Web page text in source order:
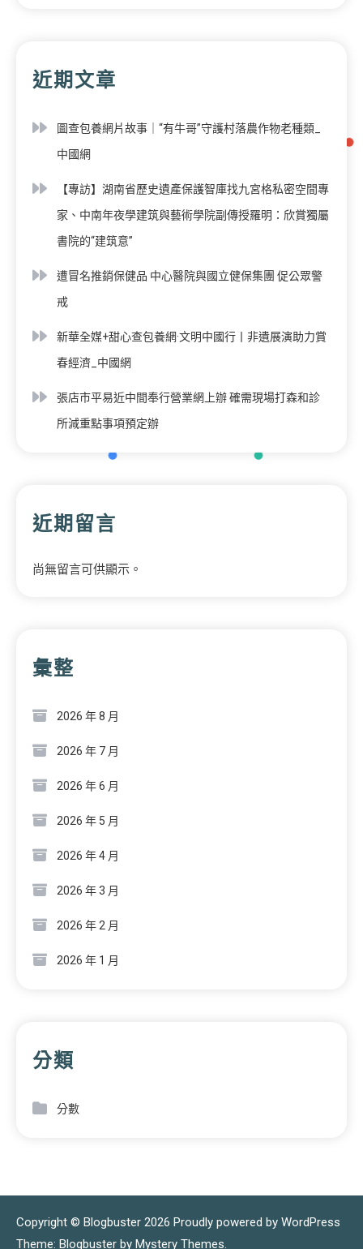
近期文章
圖查包養網片故事｜“有牛哥”守護村落農作物老種類_
中國網
【專訪】湖南省歷史遺產保護智庫找九宮格私密空間專
家、中南年夜學建筑與藝術學院副傳授羅明：欣賞獨屬
書院的“建筑意”
遭冒名推銷保健品 中心醫院與國立健保集團 促公眾警
戒
新華全媒+甜心查包養網·文明中國行丨非遺展演助力賞
春經濟_中國網
張店市平易近中間奉行營業網上辦 確需現場打森和診
所減重點事項預定辦
近期留言
尚無留言可供顯示。
彙整
2026 年 8 月
2026 年 7 月
2026 年 6 月
2026 年 5 月
2026 年 4 月
2026 年 3 月
2026 年 2 月
2026 年 1 月
分類
分數
Copyright © Blogbuster 2026 Proudly powered by WordPress
Theme: Blogbuster by Mystery Themes